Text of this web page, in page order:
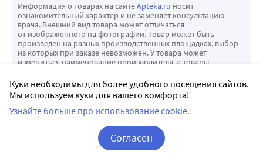
Информация о товарах на сайтеApteka.ru носит
ознакомительный характер и не заменяет консультацию
врача. Внешний вид товара может отличаться
от изображённого на фотографии. Товар может быть
произведен на разных производственных площадках, выбор
из которых при заказе невозможен. У товара может
измениться наименование производителя, а товары
Мы не продаем товары на сайте и не доставляем заказы*
на дом. Дистанционная продажа медикаментов (в том числе
Правительстваможет осуществляться аптечной
Росздравнадзора. Мы не нарушаем закон. АО НПК «Катрен»,
Apteka.ru, лишь обеспечивает наличие
Apteka.ruтоваров в ассортименте аптеки.
Куки необходимы для более удобного посещения сайтов.
Мы используем куки для вашего комфорта!
Узнайте больше про использование cookie.
Согласен